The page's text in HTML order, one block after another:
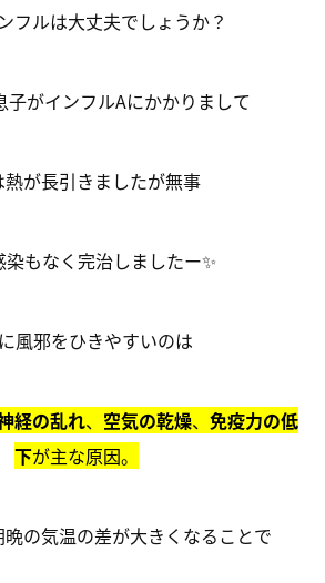
フルは大丈夫でしょうか？
子がインフルAにかかりまして
が長引きましたが無事
染もなく完治しましたー✨
風邪をひきやすいのは
経の乱れ、 空気の乾燥、 免疫力の低
下が主な原因。
の気温の差が大きくなることで